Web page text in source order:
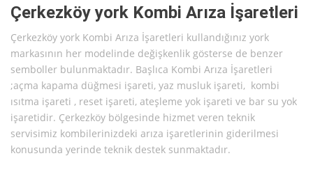
Çerkezköy york Kombi Arıza İşaretleri
Çerkezköy york Kombi Arıza İşaretleri kullandığınız york
markasının her modelinde değişkenlik gösterse de benzer
semboller bulunmaktadır. Başlıca Kombi Arıza İşaretleri
;açma kapama düğmesi işareti, yaz musluk işareti, kombi
ısıtma işareti , reset işareti, ateşleme yok işareti ve bar su yok
işaretidir. Çerkezköy bölgesinde hizmet veren teknik
servisimiz kombilerinizdeki arıza işaretlerinin giderilmesi
konusunda yerinde teknik destek sunmaktadır.